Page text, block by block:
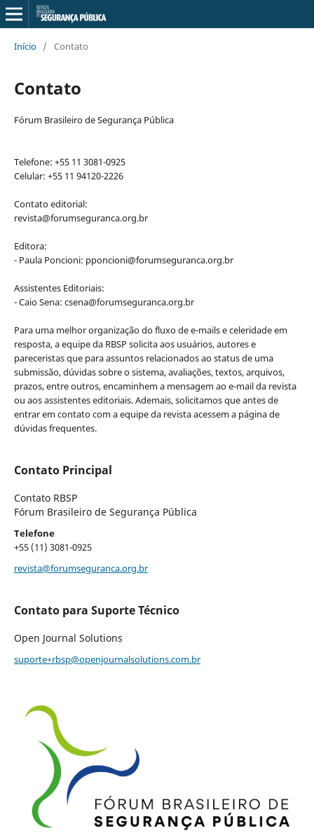
Início / Contato
Contato
Fórum Brasileiro de Segurança Pública
Telefone: +55 11 3081-0925
Celular: +55 11 94120-2226
Contato editorial:
revista@forumseguranca.org.br
Editora:
- Paula Poncioni: pponcioni@forumseguranca.org.br
Assistentes Editoriais:
- Caio Sena: csena@forumseguranca.org.br
Para uma melhor organização do fluxo de e-mails e celeridade em
resposta, a equipe da RBSP solicita aos usuários, autores e
pareceristas que para assuntos relacionados ao status de uma
submissão, dúvidas sobre o sistema, avaliações, textos, arquivos,
prazos, entre outros, encaminhem a mensagem ao e-mail da revista
ou aos assistentes editoriais. Ademais, solicitamos que antes de
entrar em contato com a equipe da revista acessem a página de
dúvidas frequentes.
Contato Principal
Contato RBSP
Fórum Brasileiro de Segurança Pública
Telefone
+55 (11) 3081-0925
revista@forumseguranca.org.br
Contato para Suporte Técnico
Open Journal Solutions
suporte+rbsp@openjournalsolutions.com.br